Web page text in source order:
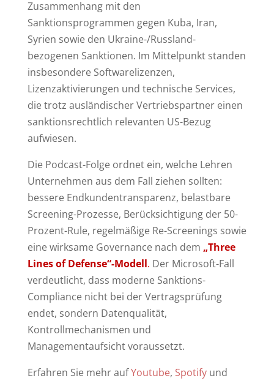
Zusammenhang mit den
Sanktionsprogrammen gegen Kuba, Iran,
Syrien sowie den Ukraine-/Russland-
bezogenen Sanktionen. Im Mittelpunkt standen
insbesondere Softwarelizenzen,
Lizenzaktivierungen und technische Services,
die trotz ausländischer Vertriebspartner einen
sanktionsrechtlich relevanten US-Bezug
aufwiesen.
Die Podcast-Folge ordnet ein, welche Lehren
Unternehmen aus dem Fall ziehen sollten:
bessere Endkundentransparenz, belastbare
Screening-Prozesse, Berücksichtigung der 50-
Prozent-Rule, regelmäßige Re-Screenings sowie
eine wirksame Governance nach dem „Three
Lines of Defense“-Modell. Der Microsoft-Fall
verdeutlicht, dass moderne Sanktions-
Compliance nicht bei der Vertragsprüfung
endet, sondern Datenqualität,
Kontrollmechanismen und
Managementaufsicht voraussetzt.
Erfahren Sie mehr aufYoutube, Spotifyund